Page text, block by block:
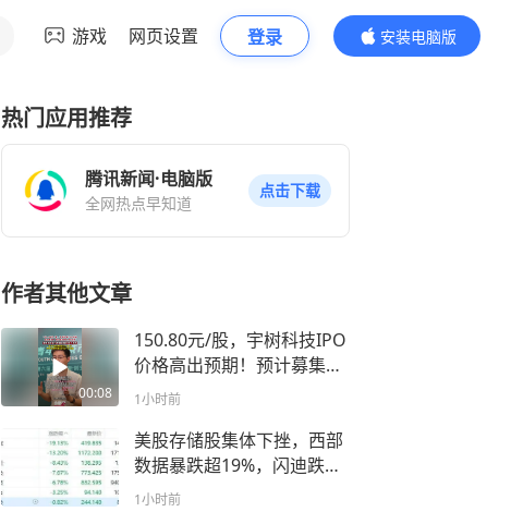
游戏 网页设置 登录
安装电脑版
内容更精彩
热门应用推荐
腾讯新闻·电脑版
全网热点早知道
点击下载
作者其他文章
00:08
150.80元/股，宇树科技IPO
价格高出预期！预计募集资
金约60.99亿元，宇树科技
王兴兴身家超过203亿元，
宇树科技将诞生多位千万富
豪
1小时前
美股存储股集体下挫，西部
数据暴跌超19%，闪迪跌超
13%
1小时前